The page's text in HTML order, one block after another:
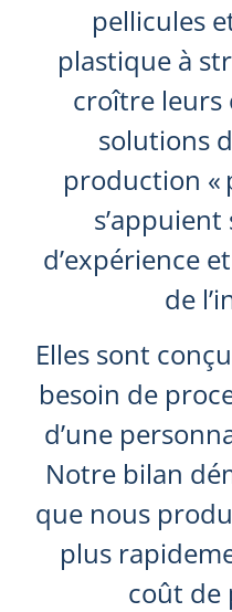
pellicules
plastique à
croître leurs
solutions
production «
d’expérience
de
Elles sont
besoin de
d’une
Notre bilan
que nous
plus
coût de